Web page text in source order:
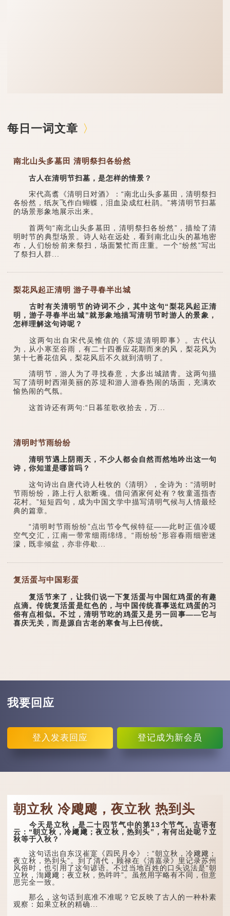
每日一词文章
南北山头多墓田 清明祭扫各纷然
古人在清明节扫墓，是怎样的情景？
宋代高翥《清明日对酒》：“南北山头多墓田，清明祭扫
各纷然，纸灰飞作白蝴蝶，泪血染成红杜鹃。”将清明节扫墓
的场景形象地展示出来。
首两句“南北山头多墓田，清明祭扫各纷然”，描绘了清
明时节的典型场景。诗人站在远处，看到南北山头的墓地密
布，人们纷纷前来祭扫，场面繁忙而庄重。一个“纷然”写出
了祭扫人群...
梨花风起正清明 游子寻春半出城
古时有关清明节的诗词不少，其中这句“梨花风起正清
明，游子寻春半出城”就形象地描写清明节时游人的景象，
怎样理解这句诗呢？
这两句出自宋代吴惟信的《苏堤清明即事》。古代认
为，从小寒至谷雨，有二十四番应花期而来的风，梨花风为
第十七番花信风，梨花风后不久就到清明了。
清明节，游人为了寻找春意，大多出城踏青。这两句描
写了清明时西湖美丽的苏堤和游人游春热闹的场面，充满欢
愉热闹的气氛。
这首诗还有两句:“日暮笙歌收拾去，万...
清明时节雨纷纷
清明节遇上阴雨天，不少人都会自然而然地吟出这一句
诗，你知道是哪首吗？
这句诗出自唐代诗人杜牧的《清明》，全诗为：“清明时
节雨纷纷，路上行人欲断魂。借问酒家何处有？牧童遥指杏
花村。”短短四句，成为中国文学中描写清明气候与人情最经
典的篇章。
“清明时节雨纷纷”点出节令气候特征——此时正值冷暖
空气交汇，江南一带常细雨绵绵。“雨纷纷”形容春雨细密迷
濛，既非倾盆，亦非停歇...
复活蛋与中国彩蛋
复活节来了，让我们说一下复活蛋与中国红鸡蛋的有趣
点滴。传统复活蛋是红色的，与中国传统喜事送红鸡蛋的习
俗有点相似。不过，清明节吃的鸡蛋又是另一回事——它与
喜庆无关，而是源自古老的寒食与上巳传统。
我要回应
登入 发表回应 登记成为新会员
朝立秋 冷飕飕，夜立秋 热到头
今天是立秋，是二十四节气中的第13个节气。古语有
云：“朝立秋，冷飕飕；夜立秋，热到头”，有何出处呢？立
秋等于入秋？
这句话出自东汉崔寔《四民月令》：“朝立秋，冷飕飕；
夜立秋，热到头”。到了清代，顾禄在《清嘉录》里记录苏州
风俗时，也引用了这句谚语。不过当地百姓的口头说法是“朝
立秋，渹飕飕；夜立秋，热吽吽”。虽然用字略有不同，但意
思完全一致。
那么，这句话到底准不准呢？它反映了古人的一种朴素
观察：如果立秋的精确...